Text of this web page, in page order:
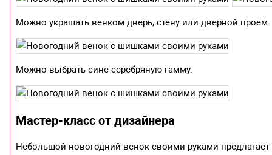
Можно украшать венком дверь, стену или дверной проем.
Можно выбрать сине-серебряную гамму.
Мастер-класс от дизайнера
Небольшой новогодний венок своими руками